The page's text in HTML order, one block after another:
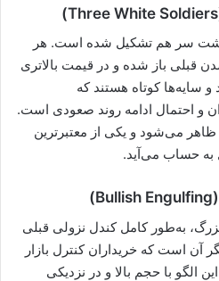
پشت سر هم تشکیل شده است. هر
قبلی باز شده و در قیمت بالاتری
و سایه‌ها کوتاه هستند که
و احتمال ادامه روند صعودی است.
ظاهر می‌شود و یکی از معتبرترین
به حساب می‌آید.
(Bullish Engulfing)
به‌طور کامل کندل نزولی قبلی
آن است که خریداران کنترل بازار
الگو با حجم بالا و در نزدیکی